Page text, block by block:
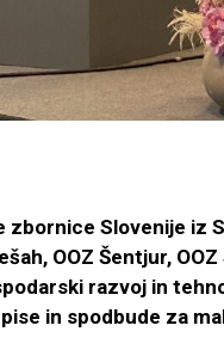
Slovenije iz
OOZ Šentjur,
razvoj in
in spodbude za